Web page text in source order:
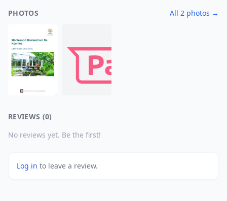
PHOTOS All 2 photos →
REVIEWS (0)
No reviews yet. Be the first!
Log in to leave a review.